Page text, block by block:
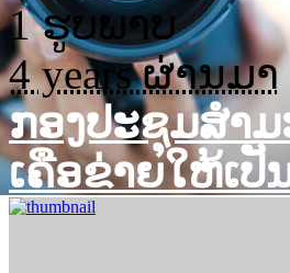
1 ຮູບພາບ
4 years ຜ່ານມາ
ກອງປະຊຸມສໍາ
ເຄືອຂ່າຍໃຫ້ເປັ